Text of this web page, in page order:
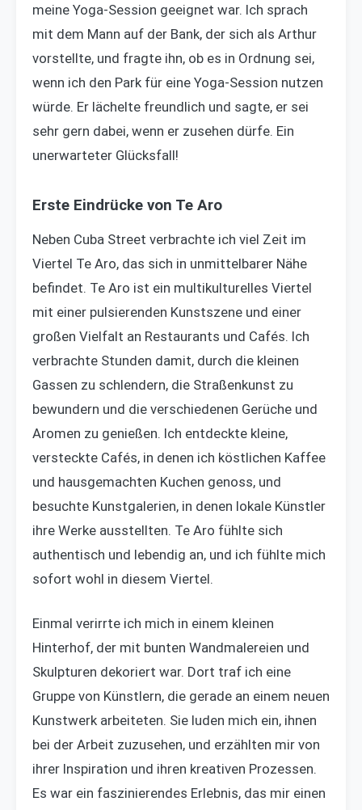
meine Yoga-Session geeignet war. Ich sprach
mit dem Mann auf der Bank, der sich als Arthur
vorstellte, und fragte ihn, ob es in Ordnung sei,
wenn ich den Park für eine Yoga-Session nutzen
würde. Er lächelte freundlich und sagte, er sei
sehr gern dabei, wenn er zusehen dürfe. Ein
unerwarteter Glücksfall!
Erste Eindrücke von Te Aro
Neben Cuba Street verbrachte ich viel Zeit im
Viertel Te Aro, das sich in unmittelbarer Nähe
befindet. Te Aro ist ein multikulturelles Viertel
mit einer pulsierenden Kunstszene und einer
großen Vielfalt an Restaurants und Cafés. Ich
verbrachte Stunden damit, durch die kleinen
Gassen zu schlendern, die Straßenkunst zu
bewundern und die verschiedenen Gerüche und
Aromen zu genießen. Ich entdeckte kleine,
versteckte Cafés, in denen ich köstlichen Kaffee
und hausgemachten Kuchen genoss, und
besuchte Kunstgalerien, in denen lokale Künstler
ihre Werke ausstellten. Te Aro fühlte sich
authentisch und lebendig an, und ich fühlte mich
sofort wohl in diesem Viertel.
Einmal verirrte ich mich in einem kleinen
Hinterhof, der mit bunten Wandmalereien und
Skulpturen dekoriert war. Dort traf ich eine
Gruppe von Künstlern, die gerade an einem neuen
Kunstwerk arbeiteten. Sie luden mich ein, ihnen
bei der Arbeit zuzusehen, und erzählten mir von
ihrer Inspiration und ihren kreativen Prozessen.
Es war ein faszinierendes Erlebnis, das mir einen